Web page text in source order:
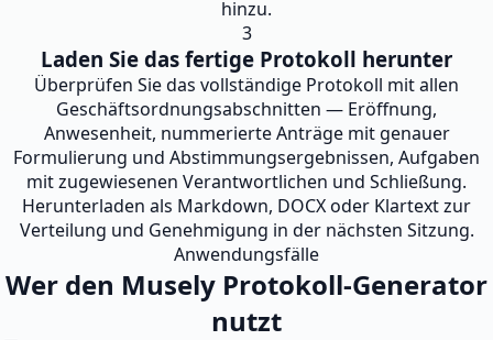
hinzu.
3
Laden Sie das fertige Protokoll herunter
Überprüfen Sie das vollständige Protokoll mit allen
Geschäftsordnungsabschnitten — Eröffnung,
Anwesenheit, nummerierte Anträge mit genauer
Formulierung und Abstimmungsergebnissen, Aufgaben
mit zugewiesenen Verantwortlichen und Schließung.
Herunterladen als Markdown, DOCX oder Klartext zur
Verteilung und Genehmigung in der nächsten Sitzung.
Anwendungsfälle
Wer den Musely Protokoll-Generator
nutzt